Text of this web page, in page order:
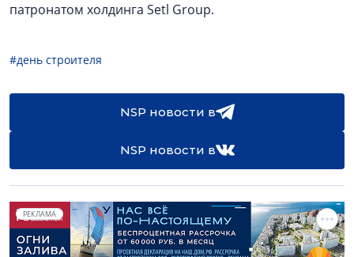
патронатом холдинга Setl Group.
#день строителя
NSP новости в
NSP новости в
РЕКЛАМА